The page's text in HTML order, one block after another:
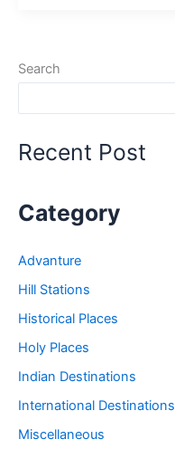
जगह
Places
Search
Recent Post
Category
Advanture
Hill Stations
Historical Places
Holy Places
Indian Destinations
International Destinations
Miscellaneous